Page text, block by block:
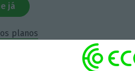
já
planos